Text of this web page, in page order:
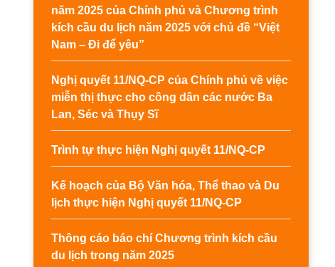
năm 2025 của Chính phủ và Chương trình
kích cầu du lịch năm 2025 với chủ đề “Việt
Nam – Đi để yêu”
Nghị quyết 11/NQ-CP của Chính phủ về việc
miễn thị thực cho công dân các nước Ba
Lan, Séc và Thụy Sĩ
Trình tự thực hiện Nghị quyết 11/NQ-CP
Kế hoạch của Bộ Văn hóa, Thể thao và Du
lịch thực hiện Nghị quyết 11/NQ-CP
Thông cáo báo chí Chương trình kích cầu
du lịch trong năm 2025